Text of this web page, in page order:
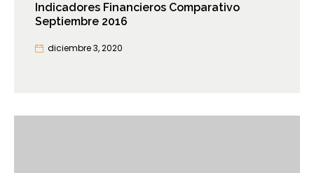
Indicadores Financieros Comparativo
Septiembre 2016
diciembre 3, 2020